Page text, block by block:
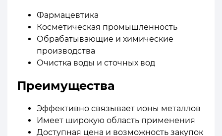
Фармацевтика
Косметическая промышленность
Обрабатывающие и химические
производства
Очистка воды и сточных вод
Преимущества
Эффективно связывает ионы металлов
Имеет широкую область применения
Доступная цена и возможность закупок